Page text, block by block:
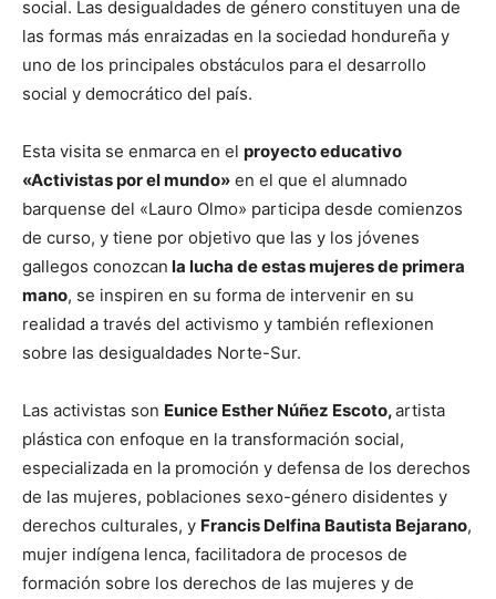
social. Las desigualdades de género constituyen una de
las formas más enraizadas en la sociedad hondureña y
uno de los principales obstáculos para el desarrollo
social y democrático del país.
Esta visita se enmarca en el proyecto educativo
«Activistas por el mundo» en el que el alumnado
barquense del «Lauro Olmo» participa desde comienzos
de curso, y tiene por objetivo que las y los jóvenes
gallegos conozcan la lucha de estas mujeres de primera
mano, se inspiren en su forma de intervenir en su
realidad a través del activismo y también reflexionen
sobre las desigualdades Norte-Sur.
Las activistas son Eunice Esther Núñez Escoto,artista
plástica con enfoque en la transformación social,
especializada en la promoción y defensa de los derechos
de las mujeres, poblaciones sexo-género disidentes y
derechos culturales, y Francis Delfina Bautista Bejarano,
mujer indígena lenca, facilitadora de procesos de
formación sobre los derechos de las mujeres y de